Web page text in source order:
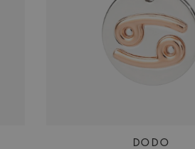
DODO